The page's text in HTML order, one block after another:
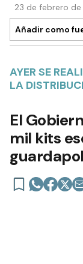
23 de febrero
Añadir como
AYER SE
LA
El
mil kits